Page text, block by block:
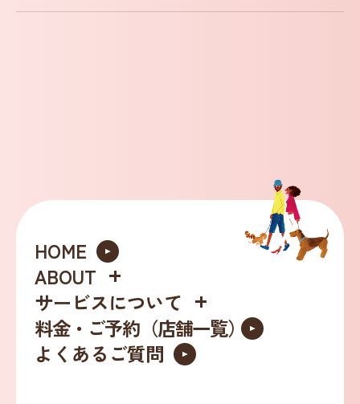
HOME
ABOUT
サービスについて
ッ
料金・ご予約（店舗一覧）
よくあるご質問